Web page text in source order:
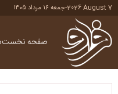
2026 August 7
-جمعه ۱۶ مرداد ۱۴۰۵
صفحه نخست